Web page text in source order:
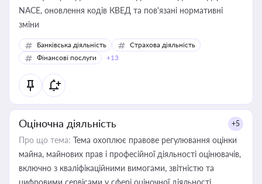
NACE, оновлення кодів КВЕД та пов'язані нормативні
зміни
Банківська діяльність
Страхова діяльність
Фінансові послуги
+13
Оціночна діяльність +5
Про що тема: Тема охоплює правове регулювання оцінки
майна, майнових прав і професійної діяльності оцінювачів,
включно з кваліфікаційними вимогами, звітністю та
цифровими сервісами у сфері оціночної діяльності.